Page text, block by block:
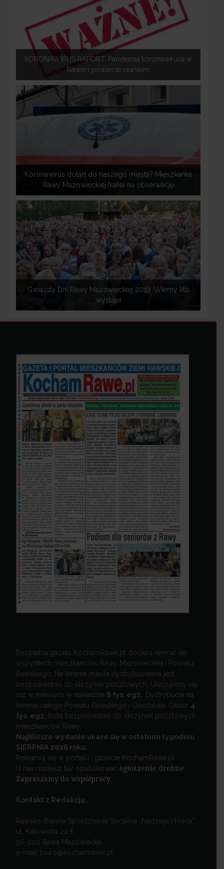
KORONAWIRUS RAPORT: Pandemia koronawirusa w
Rawie i powiecie rawskim
Koronawirus dotarł do naszego miasta? Mieszkanka
Rawy Mazowieckiej trafiła na obserwację
Gwiazdy Dni Rawy Mazowieckiej 2019. Wiemy kto
wystąpi
Bezpłatna gazeta KochamRawe.pl dociera niemal do
wszystkich mieszkańców Rawy Mazowieckiej i Powiatu
Rawskiego. Na terenie miasta dystrybuowana jest
bezpośrednio do skrzynek pocztowych. Ukazujemy się
raz w miesiącu w nakładzie 8 tys. egz. Dystrybucja na
terenie całego Powiatu Rawskiego i Głuchowa. Około 4
tys. egz. trafia bezpośrednio do skrzynek pocztowych
mieszkańców Rawy.
Najbliższe wydanie ukaże się w ostatnim tygodniu
SIERPNIA 2026 roku.
Reklamuj się w portalu i gazecie KochamRawe.pl
U nas możesz też opublikować ogłoszenie drobne
Zapraszamy do współpracy.
Kontakt z Redakcją:
Rawsko-Bialska Spółdzielnia Socjalna „Nadzieja i Praca”
ul. Katowicka 24 E
96-200 Rawa Mazowiecka
e-mail: biuro@kochamrawe.pl